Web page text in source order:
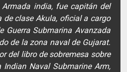
india, fue capitán del
de clase Akula, oficial a cargo
Guerra Submarina Avanzada
de la zona naval de Gujarat.
del libro de sobremesa sobre
Naval Submarine Arm,